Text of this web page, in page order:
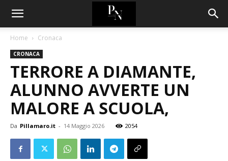
Home Cronaca
CRONACA
TERRORE A DIAMANTE,
ALUNNO AVVERTE UN
MALORE A SCUOLA,
Da Pillamaro.it - 14 Maggio 2026 2054